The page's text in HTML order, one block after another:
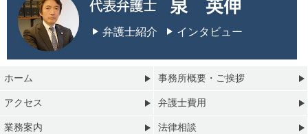
弁護士紹介 インタビュー
ホーム 事務所概要・ご挨拶
アクセス 弁護士費用
業務案内 法律相談